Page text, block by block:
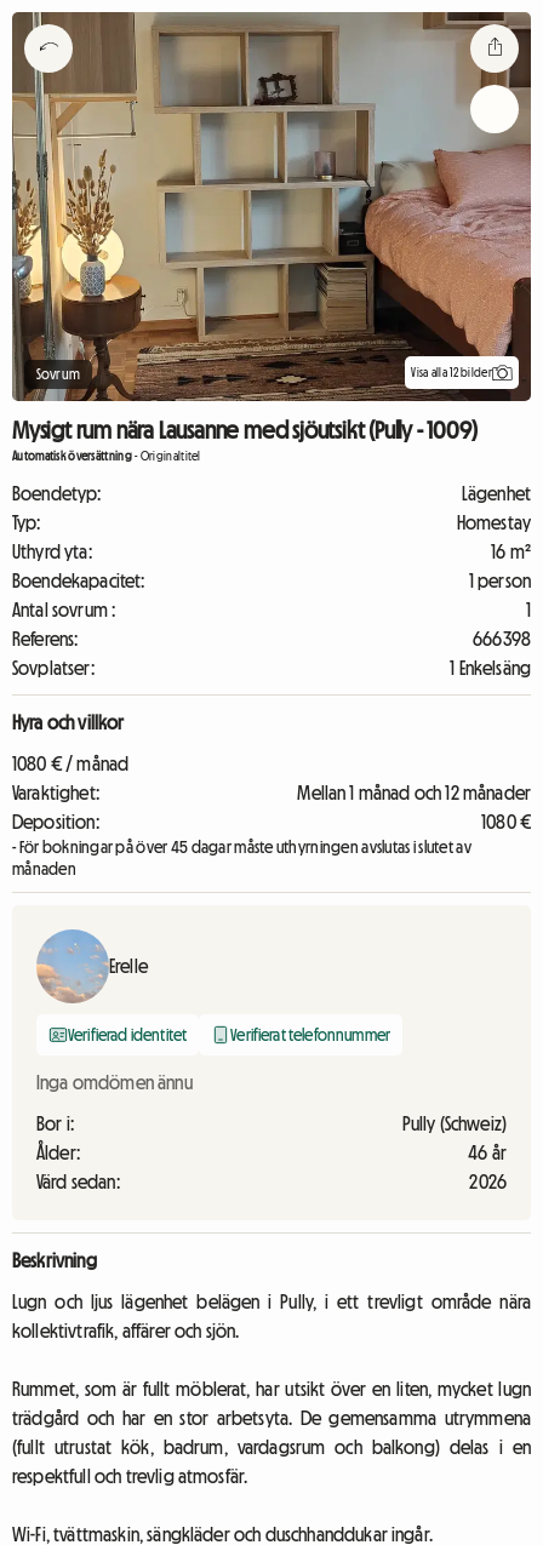
Sovrum Visa alla 12 bilder
Mysigt rum nära Lausanne med sjöutsikt (Pully - 1009)
Automatisk översättning-Originaltitel
Boendetyp:
Lägenhet
Typ:
Homestay
Uthyrd yta:
16 m²
Boendekapacitet:
1 person
Antal sovrum :
1
Referens:
666398
Sovplatser:
1 Enkelsäng
Hyra och villkor
1080 € / månad
Varaktighet:
Mellan 1 månad och 12 månader
Deposition:
1080 €
- För bokningar på över 45 dagar måste uthyrningen avslutas i slutet av
månaden
Erelle
Verifierad identitet Verifierat telefonnummer
Inga omdömen ännu
Bor i:
Pully (Schweiz)
Ålder:
46 år
Värd sedan:
2026
Beskrivning
Lugn och ljus lägenhet belägen i Pully, i ett trevligt område nära
kollektivtrafik, affärer och sjön.
Rummet, som är fullt möblerat, har utsikt över en liten, mycket lugn
trädgård och har en stor arbetsyta. De gemensamma utrymmena
(fullt utrustat kök, badrum, vardagsrum och balkong) delas i en
respektfull och trevlig atmosfär.
Wi-Fi, tvättmaskin, sängkläder och duschhanddukar ingår.